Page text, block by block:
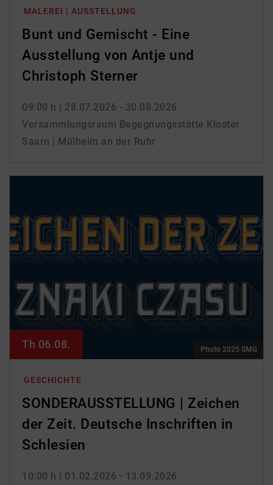
MALEREI | AUSSTELLUNG
Bunt und Gemischt - Eine
Ausstellung von Antje und
Christoph Sterner
09:00 h | 28.07.2026 - 30.08.2026
Versammlungsraum Begegnungsstätte Kloster
Saarn | Mülheim an der Ruhr
GESCHICHTE
SONDERAUSSTELLUNG | Zeichen
der Zeit. Deutsche Inschriften in
Schlesien
10:00 h | 01.02.2026 - 13.09.2026
Th 06.08. Photo 2025 SMG